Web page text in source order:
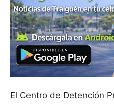
El Centro de Detención